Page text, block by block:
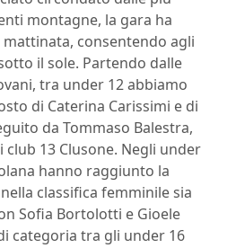
montagne, la gara ha
consentendo agli
il sole. Partendo dalle
tra under 12 abbiamo
di Caterina Carissimi e di
da Tommaso Balestra,
13 Clusone. Negli under
hanno raggiunto la
classifica femminile sia
Sofia Bortolotti e Gioele
categoria tra gli under 16